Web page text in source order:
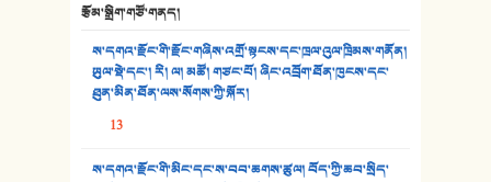
32. ཨ་མ།
33. འཛོམས་པའི་ལམ།
34. ཉི་མ་སེམས་ལ་ཞོག་དང་། - ཟླ་སྒྲོན།
རྩོམ་སྒྲིག་གཙོ་གནད།
ས་དགའ་རྫོང་གི་རྫོང་གཞིས་འགྲོ་སྟངས་དང་ཁྲལ་འུལ་ཁྲིམས་གནོན།
ཡུལ་སྡེ་དང་། རི། ལ། མཚོ། གཙང་པོ། ཞིང་འབྲོག་ཐོན་ཁུངས་དང་
ཐུན་མིན་ཐོན་ལས་སོགས་ཀྱི་སྐོར།
13
ས་དགའ་རྫོང་གི་མིང་དང་ས་བབ་ཆགས་ཚུལ། བོད་ཀྱི་ཆབ་སྲིད་